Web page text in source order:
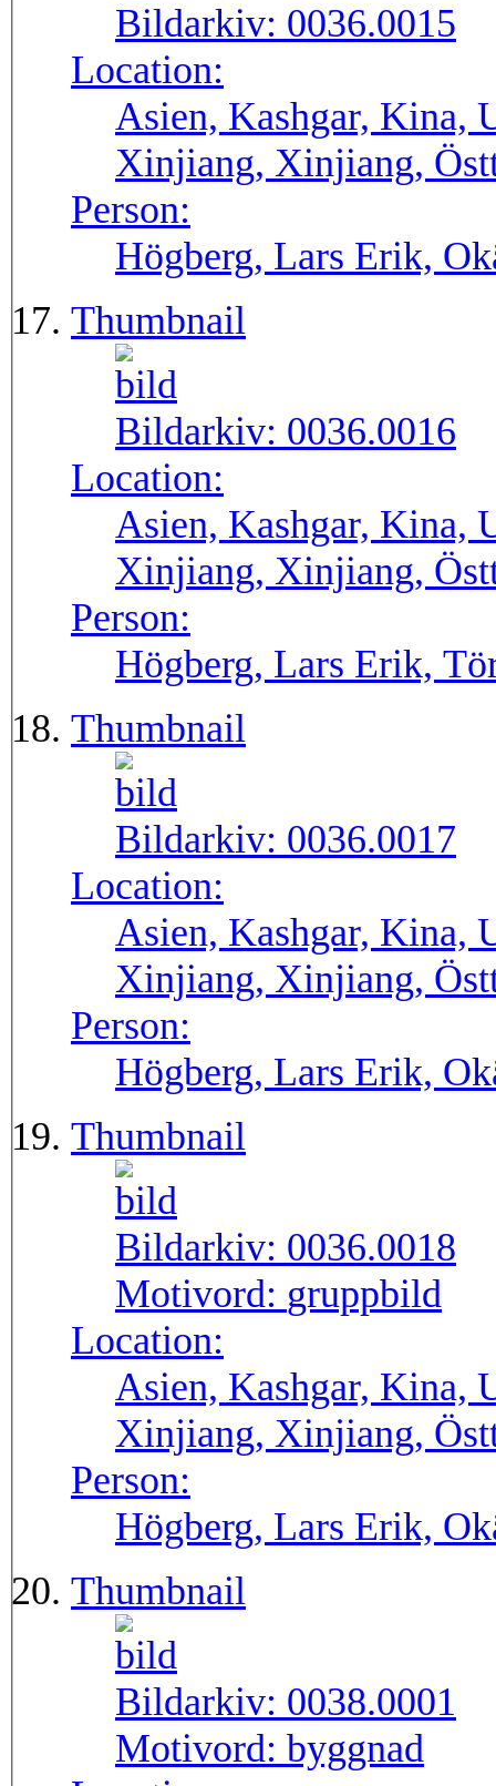
Bildarkiv: 0036.0015
Location:
Asien, Kashgar, Kina,
Xinjiang, Xinjiang,
Person:
Högberg, Lars Erik,
Thumbnail
Bildarkiv: 0036.0016
Location:
Asien, Kashgar, Kina,
Xinjiang, Xinjiang,
Person:
Högberg, Lars Erik,
Thumbnail
Bildarkiv: 0036.0017
Location:
Asien, Kashgar, Kina,
Xinjiang, Xinjiang,
Person:
Högberg, Lars Erik,
Thumbnail
Bildarkiv: 0036.0018
Motivord: gruppbild
Location:
Asien, Kashgar, Kina,
Xinjiang, Xinjiang,
Person:
Högberg, Lars Erik,
Thumbnail
Bildarkiv: 0038.0001
Motivord: byggnad